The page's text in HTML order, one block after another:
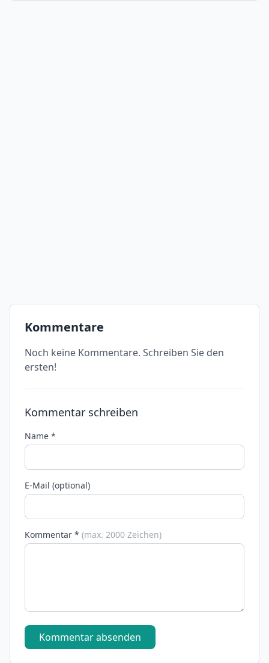
Kommentare
Noch keine Kommentare. Schreiben Sie den
ersten!
Kommentar schreiben
Name *
E-Mail (optional)
Kommentar * (max. 2000 Zeichen)
Kommentar absenden